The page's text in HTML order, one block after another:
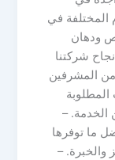
في
ودهان
شركتنا
المشرفين
الخدمة. –
ما توفرها
والخبرة. –